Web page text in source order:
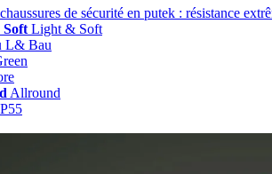
chaussures de sécurité en putek : résistance
Light & Soft
L& Bau
Allround